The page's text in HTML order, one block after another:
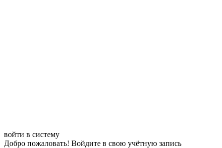
войти в систему
Добро пожаловать! Войдите в свою учётную запись